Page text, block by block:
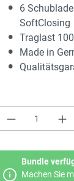
6
SoftClosing
Traglast
Made in
Produkt
Bundle
Machen Sie